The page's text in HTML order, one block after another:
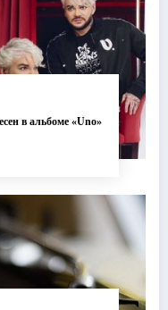
в альбоме «Uno»